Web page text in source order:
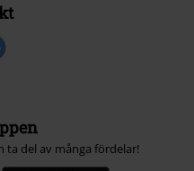
ta del av många fördelar!